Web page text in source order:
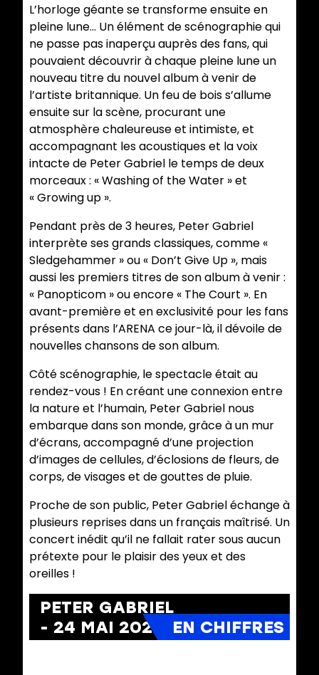
L’horloge géante se transforme ensuite en
pleine lune... Un élément de scénographie qui
ne passe pas inaperçu auprès des fans, qui
pouvaient découvrir à chaque pleine lune un
nouveau titre du nouvel album à venir de
l’artiste britannique. Un feu de bois s’allume
ensuite sur la scène, procurant une
atmosphère chaleureuse et intimiste, et
accompagnant les acoustiques et la voix
intacte de Peter Gabriel le temps de deux
morceaux : « Washing of the Water » et
« Growing up ».
Pendant près de 3 heures, Peter Gabriel
interprète ses grands classiques, comme «
Sledgehammer » ou « Don’t Give Up », mais
aussi les premiers titres de son album à venir :
« Panopticom » ou encore « The Court ». En
avant-première et en exclusivité pour les fans
présents dans l’ARENA ce jour-là, il dévoile de
nouvelles chansons de son album.
Côté scénographie, le spectacle était au
rendez-vous ! En créant une connexion entre
la nature et l’humain, Peter Gabriel nous
embarque dans son monde, grâce à un mur
d’écrans, accompagné d’une projection
d’images de cellules, d’éclosions de fleurs, de
corps, de visages et de gouttes de pluie.
Proche de son public, Peter Gabriel échange à
plusieurs reprises dans un français maîtrisé. Un
concert inédit qu’il ne fallait rater sous aucun
prétexte pour le plaisir des yeux et des
oreilles !
PETER GABRIEL
- 24 MAI 2023